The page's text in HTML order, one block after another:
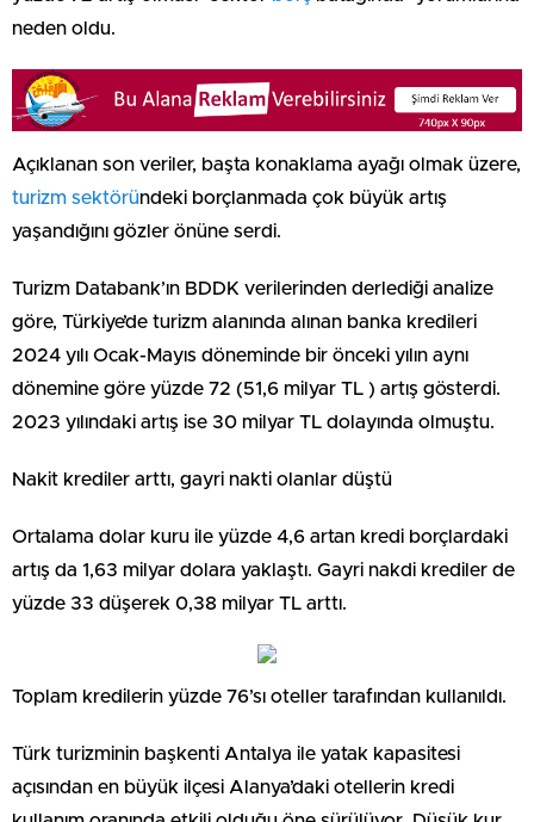
neden oldu.
Açıklanan son veriler, başta konaklama ayağı olmak üzere,
turizm sektöründeki borçlanmada çok büyük artış
yaşandığını gözler önüne serdi.
Turizm Databank’ın BDDK verilerinden derlediği analize
göre, Türkiye’de turizm alanında alınan banka kredileri
2024 yılı Ocak-Mayıs döneminde bir önceki yılın aynı
dönemine göre yüzde 72 (51,6 milyar TL ) artış gösterdi.
2023 yılındaki artış ise 30 milyar TL dolayında olmuştu.
Nakit krediler arttı, gayri nakti olanlar düştü
Ortalama dolar kuru ile yüzde 4,6 artan kredi borçlardaki
artış da 1,63 milyar dolara yaklaştı. Gayri nakdi krediler de
yüzde 33 düşerek 0,38 milyar TL arttı.
Toplam kredilerin yüzde 76’sı oteller tarafından kullanıldı.
Türk turizminin başkenti Antalya ile yatak kapasitesi
açısından en büyük ilçesi Alanya’daki otellerin kredi